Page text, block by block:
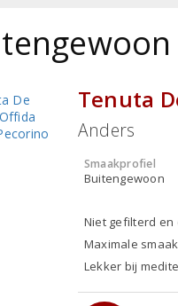
Tenuta
Anders
Smaakprofiel
Buitengewoon
Niet gefilterd
Maximale
Lekker bij